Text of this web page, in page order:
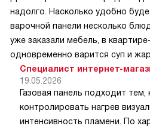
надолго. Насколько удобно
варочной панели несколько
уже заказали мебель, в
одновременно варится суп и
Специалист интернет-
19.05.2026
Газовая панель подходит тем,
контролировать нагрев
интенсивность пламени. По